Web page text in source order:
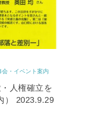
会・イベント案内
人権確立を
） 2023.9.29